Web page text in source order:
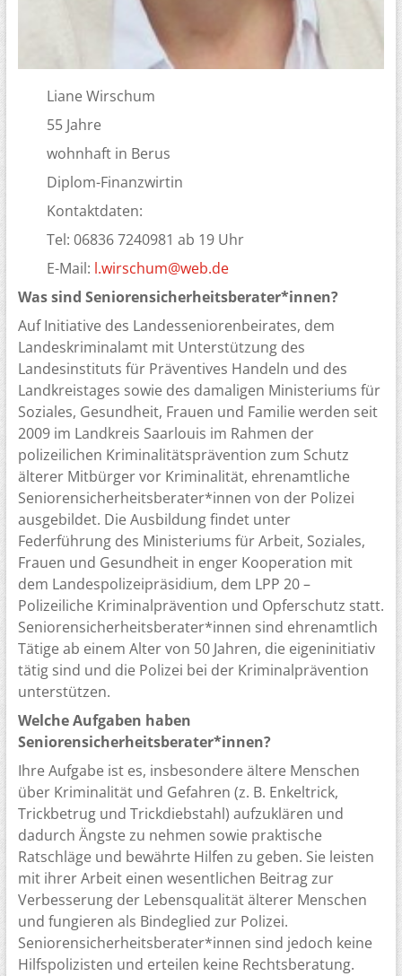
Liane Wirschum
55 Jahre
wohnhaft in Berus
Diplom-Finanzwirtin
Kontaktdaten:
Tel: 06836 7240981 ab 19 Uhr
E-Mail: l.wirschum@web.de
Was sind Seniorensicherheitsberater*innen?
Auf Initiative des Landesseniorenbeirates, dem
Landeskriminalamt mit Unterstützung des
Landesinstituts für Präventives Handeln und des
Landkreistages sowie des damaligen Ministeriums für
Soziales, Gesundheit, Frauen und Familie werden seit
2009 im Landkreis Saarlouis im Rahmen der
polizeilichen Kriminalitätsprävention zum Schutz
älterer Mitbürger vor Kriminalität, ehrenamtliche
Seniorensicherheitsberater*innen von der Polizei
ausgebildet. Die Ausbildung findet unter
Federführung des Ministeriums für Arbeit, Soziales,
Frauen und Gesundheit in enger Kooperation mit
dem Landespolizeipräsidium, dem LPP 20 –
Polizeiliche Kriminalprävention und Opferschutz statt.
Seniorensicherheitsberater*innen sind ehrenamtlich
Tätige ab einem Alter von 50 Jahren, die eigeninitiativ
tätig sind und die Polizei bei der Kriminalprävention
unterstützen.
Welche Aufgaben haben
Seniorensicherheitsberater*innen?
Ihre Aufgabe ist es, insbesondere ältere Menschen
über Kriminalität und Gefahren (z. B. Enkeltrick,
Trickbetrug und Trickdiebstahl) aufzuklären und
dadurch Ängste zu nehmen sowie praktische
Ratschläge und bewährte Hilfen zu geben. Sie leisten
mit ihrer Arbeit einen wesentlichen Beitrag zur
Verbesserung der Lebensqualität älterer Menschen
und fungieren als Bindeglied zur Polizei.
Seniorensicherheitsberater*innen sind jedoch keine
Hilfspolizisten und erteilen keine Rechtsberatung.